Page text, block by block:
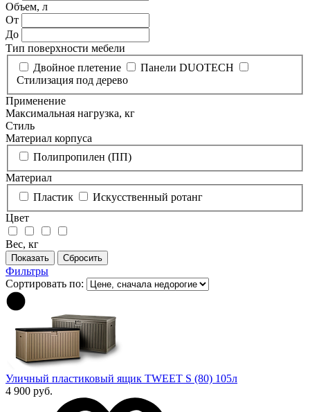
Объем, л
От
До
Тип поверхности мебели
Двойное плетение
Панели DUOTECH
Стилизация под дерево
Применение
Максимальная нагрузка, кг
Стиль
Материал корпуса
Полипропилен (ПП)
Материал
Пластик
Искусственный ротанг
Цвет
Вес, кг
Фильтры
Сортировать по:
Уличный пластиковый ящик TWEET S (80) 105л
4 900 руб.